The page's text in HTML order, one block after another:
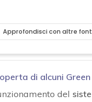
Approfondisci con altre
di alcuni
del